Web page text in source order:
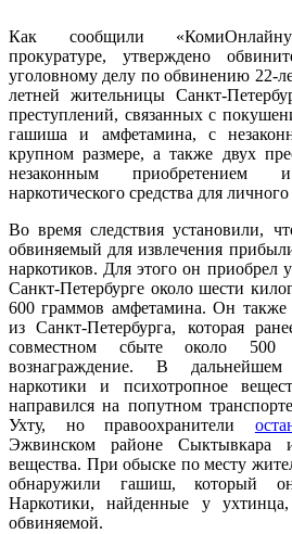
Как сообщили
прокуратуре, утверждено
уголовному делу по обвинению 22-
летней жительницы Санкт-
преступлений, связанных с
гашиша и амфетамина, с
крупном размере, а также двух
незаконным приобретением
наркотического средства для
Во время следствия установили,
обвиняемый для извлечения
наркотиков. Для этого он приобрел
Санкт-Петербурге около шести
600 граммов амфетамина. Он также
из Санкт-Петербурга, которая
совместном сбыте около
вознаграждение. В
наркотики и психотропное
направился на попутном
Ухту, но правоохранители
Эжвинском районе Сыктывкара
вещества. При обыске по месту
обнаружили гашиш, который
Наркотики, найденные у
обвиняемой.